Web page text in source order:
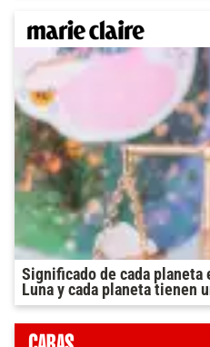
Significado de cada
Luna y cada planeta tienen